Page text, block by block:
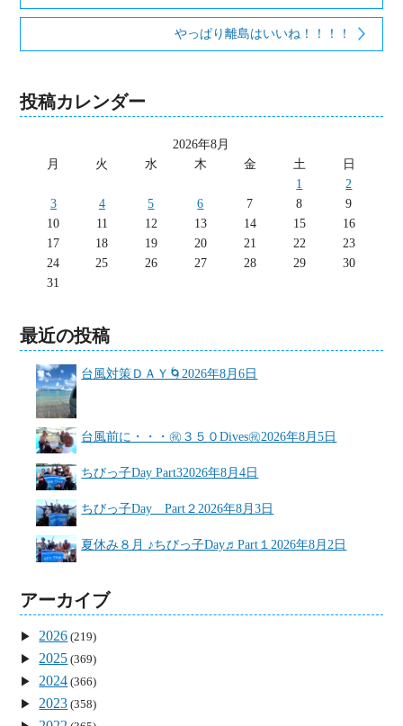
やっぱり離島はいいね！！！！
投稿カレンダー
2026年8月
月
火 水 木 金 土
日
1
2
3
4 5 6 7 8
9
10
11 12 13 14 15
16
17
18 19 20 21 22
23
24
25 26 27 28 29
30
31
最近の投稿
台風対策ＤＡＹ🌀 2026年8月6日
台風前に・・・㊗３５０Dives㊗2026年8月5日
ちびっ子Day Part32026年8月4日
ちびっ子Day Part２ 2026年8月3日
夏休み８月 ♪ちびっ子Day♬Part１ 2026年8月2日
アーカイブ
2026 (219)
2025 (369)
2024 (366)
2023 (358)